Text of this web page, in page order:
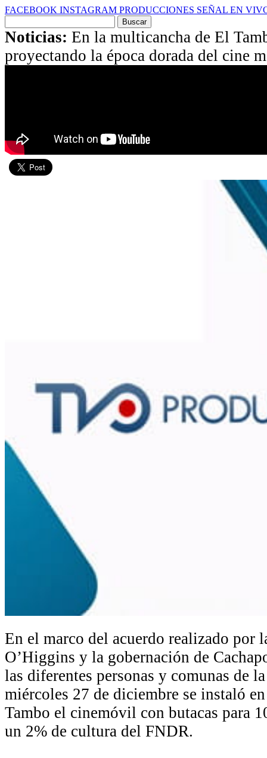
FACEBOOK INSTAGRAM PRODUCCIONES SEÑAL EN
por:
Noticias: En la multicancha de El
proyectando la época dorada del cine
En el marco del acuerdo realizado por
O’Higgins y la gobernación de
las diferentes personas y comunas de
miércoles 27 de diciembre se instaló
Tambo el cinemóvil con butacas para
un 2% de cultura del FNDR.